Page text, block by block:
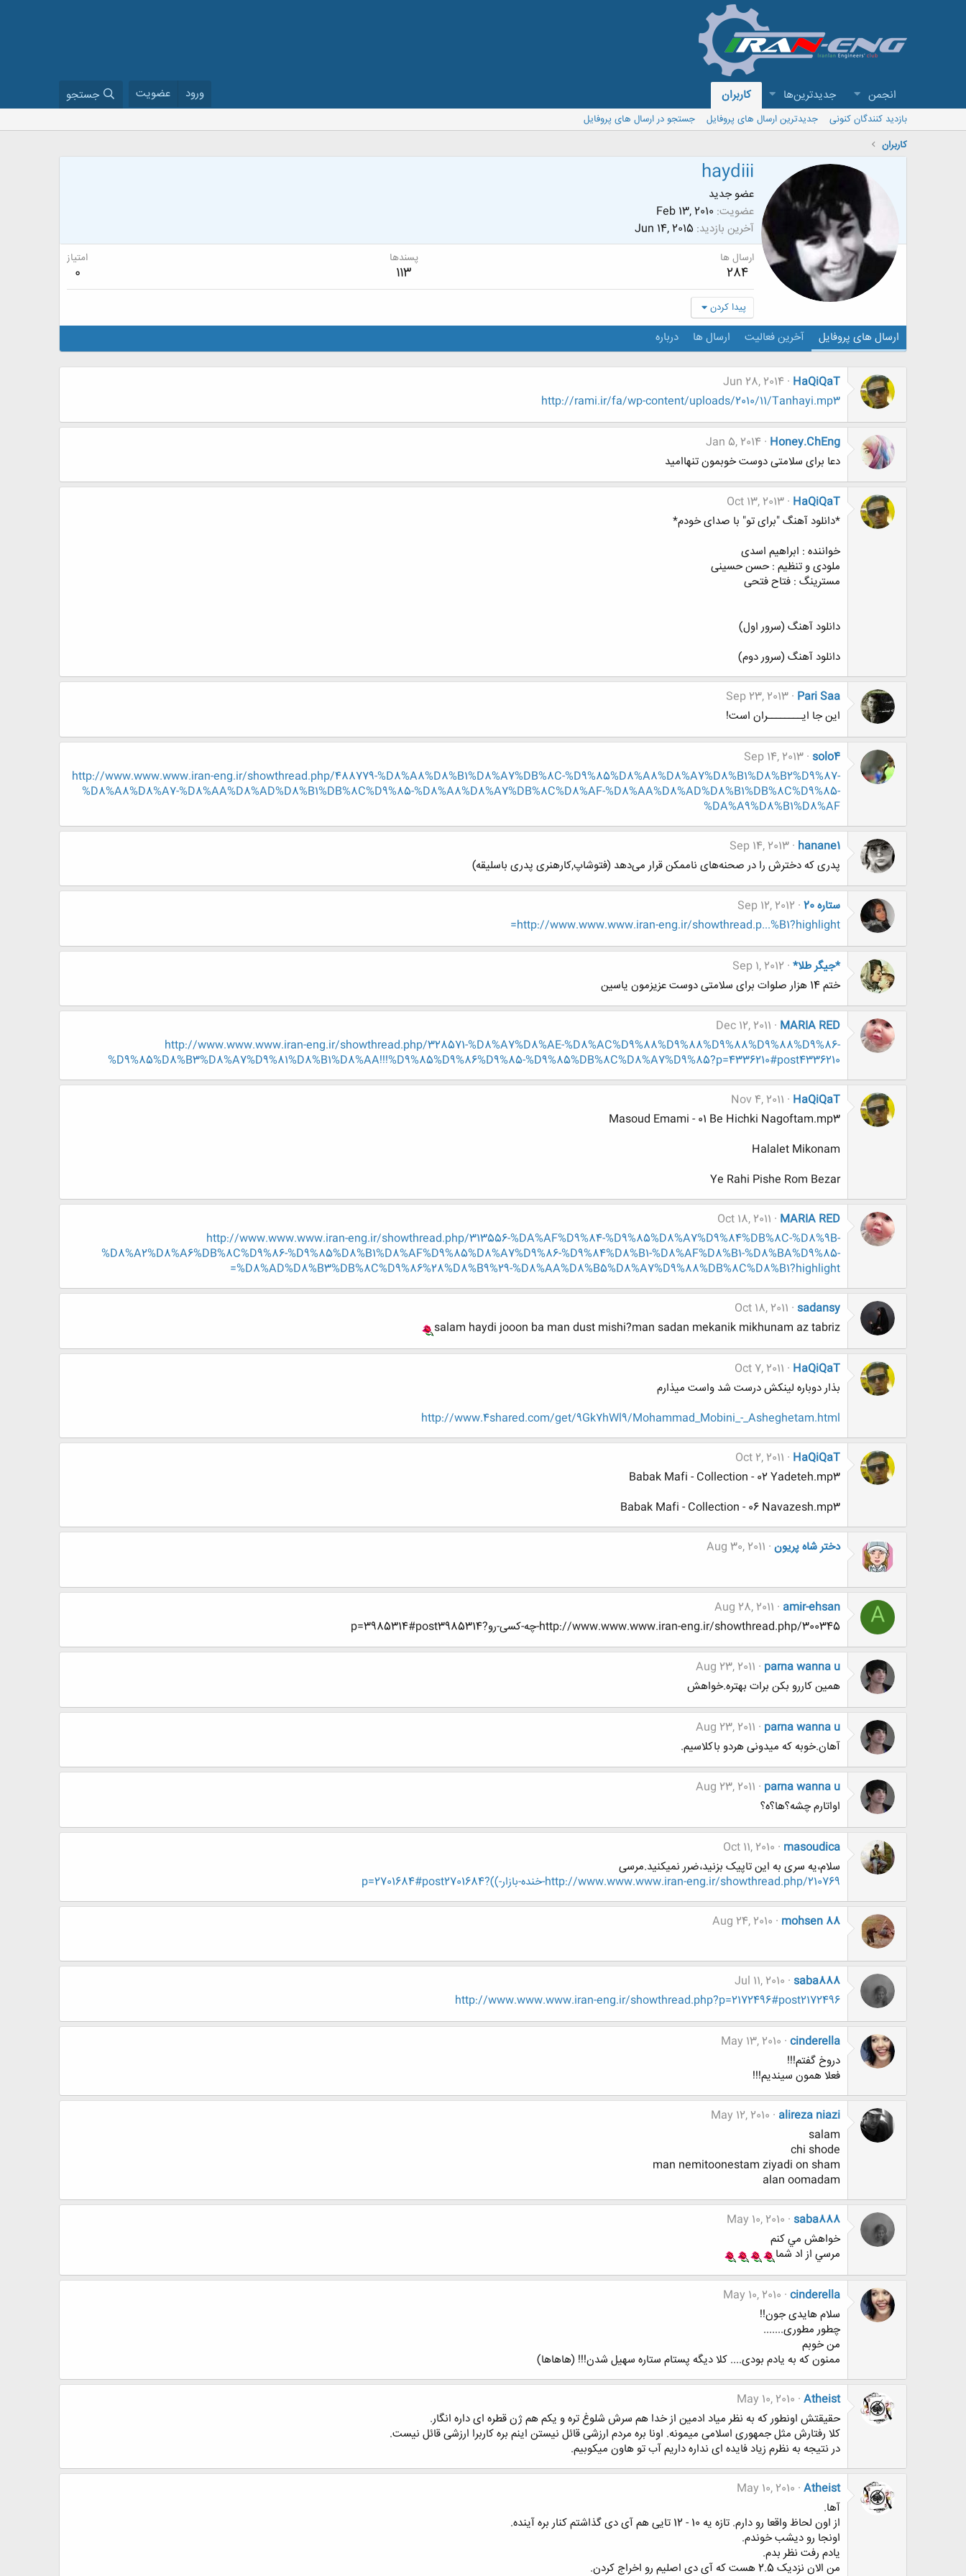
انجمن جدیدترین‌ها کاربران ورود عضویت جستجو
بازدید کنندگان کنونی جدیدترین ارسال های پروفایل
جستجو در ارسال های پروفایل
کاربران
haydiii
عضو جدید
عضویت Feb 13, 2010
آخرین بازدید Jun 14, 2015
ارسال ها
284
پسندها
113
امتیاز
0
پیدا کردن
ارسال های پروفایل آخرین فعالیت ارسال ها درباره
HaQiQaT
Jun 28, 2014
http://rami.ir/fa/wp-content/uploads/2010/11/Tanhayi.mp3
Honey.ChEng
Jan 5, 2014
دعا برای سلامتی دوست خوبمون تنهاامید
HaQiQaT
Oct 13, 2013
*دانلود آهنگ "برای تو" با صدای خودم*
خواننده : ابراهیم اسدی
ملودی و تنظیم : حسن حسینی
مسترینگ : فتاح فتحی
دانلود آهنگ (سرور اول)
دانلود آهنگ (سرور دوم)
Pari Saa
Sep 23, 2013
این جا ایــــــــران است!
solo4
Sep 14, 2013
http://www.www.www.iran-eng.ir/showthread.php/488779-%D8%A8%D8%B1%D8%A7%DB%8C-%D9%85%D8%A8%D8%A7%D8%B1%D8%B2%D9%87-
%D8%A8%D8%A7-%D8%AA%D8%AD%D8%B1%DB%8C%D9%85-%D8%A8%D8%A7%DB%8C%D8%AF-%D8%AA%D8%AD%D8%B1%DB%8C%D9%85-
%DA%A9%D8%B1%D8%AF
hanane1
Sep 14, 2013
پدری که دخترش را در صحنه‌های ناممکن قرار می‌دهد (فتوشاپ,کارهنری پدری باسلیقه)
ستاره 20
Sep 12, 2012
http://www.www.www.iran-eng.ir/showthread.p...%B1?highlight=
*جیگر طلا* Sep 1, 2012
ختم 14 هزار صلوات برای سلامتی دوست عزیزمون یاسین
MARIA RED
Dec 12, 2011
http://www.www.www.iran-eng.ir/showthread.php/328571-%D8%A7%D8%AE-%D8%AC%D9%88%D9%88%D9%88%D9%88%D9%86-
%D9%85%D8%B3%D8%A7%D9%81%D8%B1%D8%AA!!!%D9%85%D9%86%D9%85-%D9%85%DB%8C%D8%A7%D9%85?p=4336210#post4336210
HaQiQaT
Nov 4, 2011
Masoud Emami - 01 Be Hichki Nagoftam.mp3
Halalet Mikonam
Ye Rahi Pishe Rom Bezar
MARIA RED
Oct 18, 2011
http://www.www.www.iran-eng.ir/showthread.php/313556-%DA%AF%D9%84-%D9%85%D8%A7%D9%84%DB%8C-%D8%9B-
%D8%A2%D8%A6%DB%8C%D9%86-%D9%85%D8%B1%D8%AF%D9%85%D8%A7%D9%86-%D9%84%D8%B1-%D8%AF%D8%B1-%D8%BA%D9%85-
%D8%AD%D8%B3%DB%8C%D9%86%28%D8%B9%29-%D8%AA%D8%B5%D8%A7%D9%88%DB%8C%D8%B1?highlight=
sadansy
Oct 18, 2011
salam haydi jooon ba man dust mishi?man sadan mekanik mikhunam az tabriz
HaQiQaT
Oct 7, 2011
بذار دوباره لینکش درست شد واست میذارم
http://www.4shared.com/get/9Gk7hWl9/Mohammad_Mobini_-_Asheghetam.html
HaQiQaT
Oct 2, 2011
Babak Mafi - Collection - 02 Yadeteh.mp3
Babak Mafi - Collection - 06 Navazesh.mp3
دختر شاه پریون Aug 30, 2011
A
amir-ehsan
Aug 28, 2011
http://www.www.www.iran-eng.ir/showthread.php/300345-چه-کسی-رو?p=3985314#post3985314
parna wanna u
Aug 23, 2011
همین کاررو بکن برات بهتره.خواهش
parna wanna u
Aug 23, 2011
آهان.خوبه که میدونی هردو باکلاسیم.
parna wanna u
Aug 23, 2011
اواتارم چشه؟ها؟ه؟
masoudica
Oct 11, 2010
سلام،یه سری به این تاپیک بزنید،ضرر نمیکنید.مرسی
http://www.www.www.iran-eng.ir/showthread.php/210769-خنده-بازار-))?p=2701684#post2701684
mohsen 88
Aug 24, 2010
saba888
Jul 11, 2010
http://www.www.www.iran-eng.ir/showthread.php?p=2172496#post2172496
cinderella
May 13, 2010
دروخ گفتم!!!
فعلا همون سیندیم!!!
alireza niazi
May 12, 2010
salam
chi shode
man nemitoonestam ziyadi on sham
alan oomadam
saba888
May 10, 2010
خواهش مي كنم
مرسي از اد شما
cinderella
May 10, 2010
سلام هایدی جون!!
چطور مطوری.......
من خوبم
ممنون که به یادم بودی.... کلا دیگه پستام ستاره سهیل شدن!!! (هاهاها)
Atheist
May 10, 2010
حقیقتش اونطور که به نظر میاد ادمین از خدا هم سرش شلوغ تره و یکم هم ژن قطره ای داره انگار.
کلا رفتارش مثل جمهوری اسلامی میمونه. اونا بره مردم ارزشی قائل نیستن اینم بره کاربرا ارزشی قائل نیست.
در نتیجه به نظرم زیاد فایده ای نداره داریم آب تو هاون میکوبیم.
Atheist
May 10, 2010
آها.
از اون لحاظ واقعا رو دارم. تازه یه 10 - 12 تایی هم آی دی گذاشتم کنار بره آینده.
اونجا رو دیشب خوندم.
یادم رفت نظر بدم.
من الان نزدیک 2.5 هست که آی دی اصلیم رو اخراج کردن.